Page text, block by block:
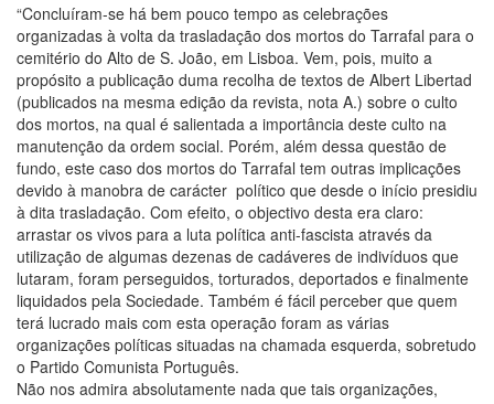
“Concluíram-se há bem pouco tempo as celebrações
organizadas à volta da trasladação dos mortos do Tarrafal para o
cemitério do Alto de S. João, em Lisboa. Vem, pois, muito a
propósito a publicação duma recolha de textos de Albert Libertad
(publicados na mesma edição da revista, nota A.) sobre o culto
dos mortos, na qual é salientada a importância deste culto na
manutenção da ordem social. Porém, além dessa questão de
fundo, este caso dos mortos do Tarrafal tem outras implicações
devido à manobra de carácter político que desde o início presidiu
à dita trasladação. Com efeito, o objectivo desta era claro:
arrastar os vivos para a luta política anti-fascista através da
utilização de algumas dezenas de cadáveres de indivíduos que
lutaram, foram perseguidos, torturados, deportados e finalmente
liquidados pela Sociedade. Também é fácil perceber que quem
terá lucrado mais com esta operação foram as várias
organizações políticas situadas na chamada esquerda, sobretudo
o Partido Comunista Português.
Não nos admira absolutamente nada que tais organizações,